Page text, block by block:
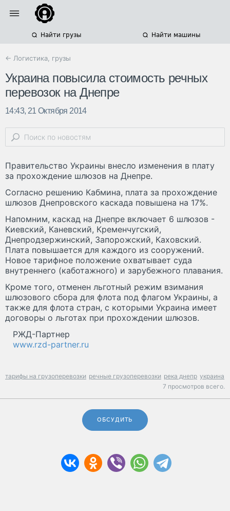
Найти грузы Найти машины
← Логистика, грузы
Украина повысила стоимость речных
перевозок на Днепре
14:43, 21 Октября 2014
Правительство Украины внесло изменения в плату
за прохождение шлюзов на Днепре.
Согласно решению Кабмина, плата за прохождение
шлюзов Днепровского каскада повышена на 17%.
Напомним, каскад на Днепре включает 6 шлюзов -
Киевский, Каневский, Кременчугский,
Днепродзержинский, Запорожский, Каховский.
Плата повышается для каждого из сооружений.
Новое тарифное положение охватывает суда
внутреннего (каботажного) и зарубежного плавания.
Кроме того, отменен льготный режим взимания
шлюзового сбора для флота под флагом Украины, а
также для флота стран, с которыми Украина имеет
договоры о льготах при прохождении шлюзов.
РЖД-Партнер
www.rzd-partner.ru
тарифы на грузоперевозки речные грузоперевозки река днепр украина
7 просмотров всего.
ОБСУДИТЬ